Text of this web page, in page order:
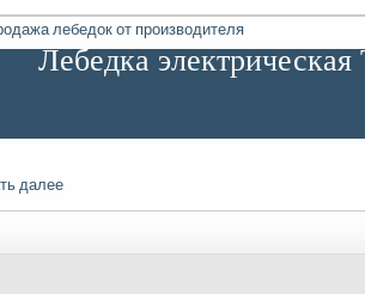
Лебедка
далее